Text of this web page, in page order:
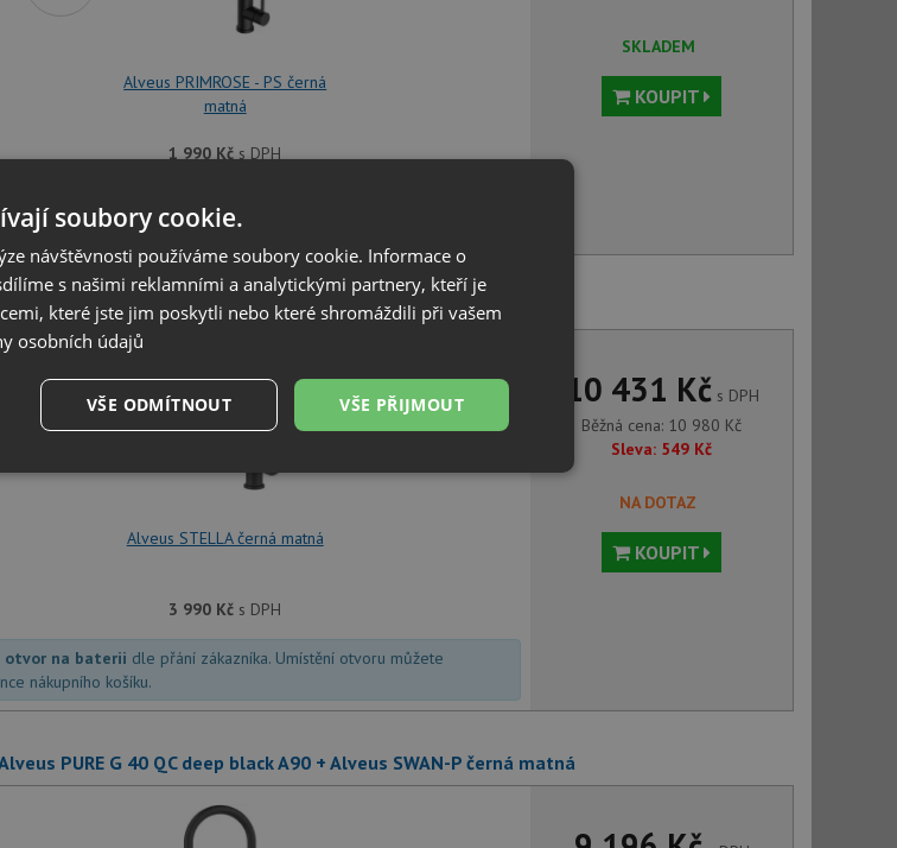
Alveus PRIMROSE - PS černá
matná
1 990 Kč s DPH
SKLADEM
KOUPIT
nákupního košíku.
PURE G 40 QC deep black A90 + Alveus STELLA černá matná
+
Alveus STELLA černá matná
3 990 Kč s DPH
10 431 Kčs DPH
Běžná cena: 10 980 Kč
Sleva: 549 Kč
NA DOTAZ
KOUPIT
na baterii dle přání zákazníka. Umístění otvoru můžete
nákupního košíku.
PURE G 40 QC deep black A90 + Alveus SWAN-P černá matná
soubory cookie.
návštěvnosti používáme soubory cookie. Informace o
s našimi reklamními a analytickými partnery, kteří je
které jste jim poskytli nebo které shromáždili při vašem
osobních údajů
VŠE PŘIJMOUT
VŠE ODMÍTNOUT
Soubory cílení Funkční soubory
Nezařazené
Soubory cílení Funkční soubory Nezařazené soubory
funkce webových stránek, jako je přihlášení uživatele a správa účtu. Webové
Vyprší Popis
Tento cookie se používá k jedinečné identifikaci zařízení, která
mají přístup k webové stránce, aby sledovala používání a zlepšila